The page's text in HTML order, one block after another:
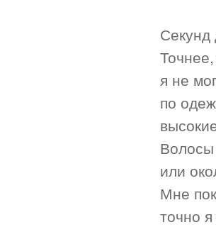
Секунд
я не
по
Волосы
или
Мне
точно